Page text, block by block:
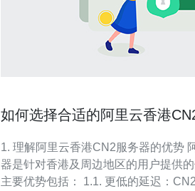
如何选择合适的阿里云香港
1. 理解阿里云香港CN2服务器的优势 阿里云香港CN2服务
器是针对香港及周边地区的用户提供
主要优势包括： 1.1. 更低的延迟：CN2网络专线保证了更